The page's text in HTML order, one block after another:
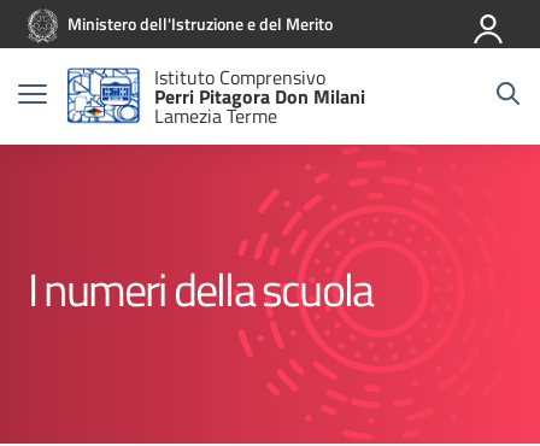
Vai ai contenuti
Vai al menu di navigazione
Vai al footerMinistero dell'Istruzione e del Merito
Istituto Comprensivo
Perri Pitagora Don Milani
Lamezia Terme
I numeri della scuola